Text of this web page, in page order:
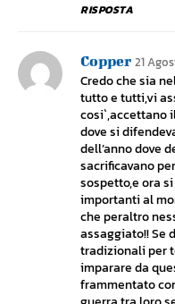
RISPOSTA
Copper 21
Credo che sia
tutto e tutti,vi
cosi`,accettano
dove si
dell’anno dove
sacrificavano
sospetto,e ora
importanti al
che peraltro
assaggiato!! Se
tradizionali per
imparare da
frammentato